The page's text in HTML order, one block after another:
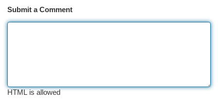
Submit a Comment
HTML is allowed